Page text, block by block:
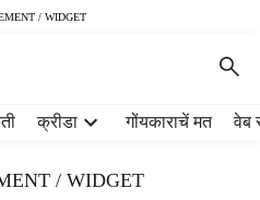
/ WIDGET
क्रीडा गोंयकाराचें मत वेब
/ WIDGET